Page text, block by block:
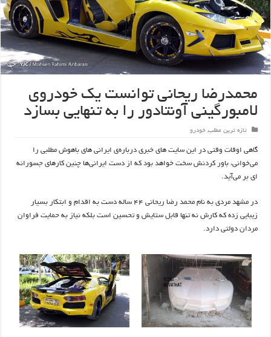
محمدرضا ریحانی توانست یک خودروی
لامبورگینی آونتادور را به تنهایی بسازد
تازه ترین مطلب,خودرو
گاهی اوقات وقتی در اینسایت های خبریدرباره‌ی ایرانی های باهوش مطلبی را
می‌خوانی، باور کردنش سخت خواهد بود که از دست ایرانی‌ها چنین کارهایجسورانه
ای بر می‌آید.
در مشهد مردی به ناممحمد رضا ریحانی 44 ساله دست به اقدام و ابتکار بسیار
زیبایی زده که کارشنه تنها قابل ستایش و تحسین است بلکه نیاز به حمایت فراوان
مردان دولتی دارد.